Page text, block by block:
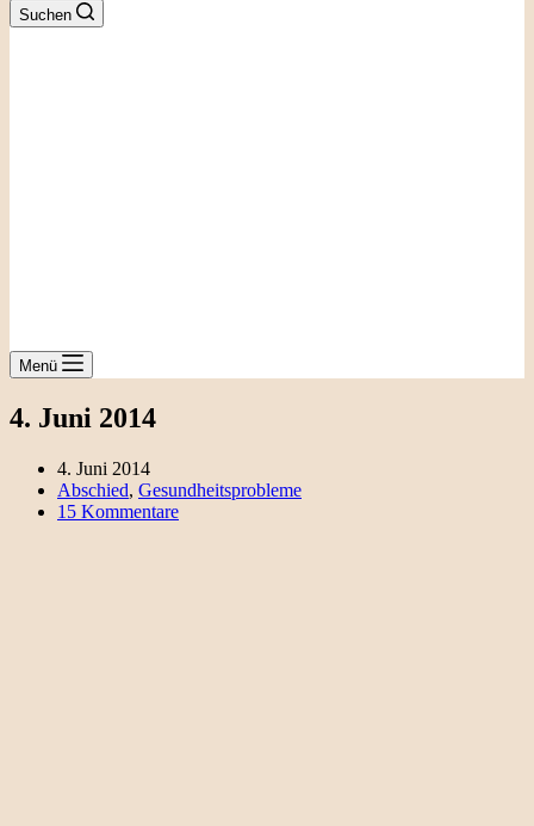
Suchen
Menü
4. Juni 2014
4. Juni 2014
Abschied, Gesundheitsprobleme
15 Kommentare